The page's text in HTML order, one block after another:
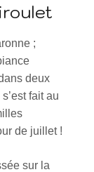
;
deux
fait au
de juillet !
sur la